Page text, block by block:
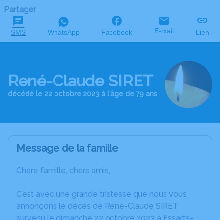
Partager
SMS WhatsApp Facebook E-mail Lien
René-Claude SIRET
décédé le 22 octobre 2023 à l'âge de 79 ans
Message de la famille
Chère famille, chers amis,
C’est avec une grande tristesse que nous vous
annonçons le décès de René-Claude SIRET
survenu le dimanche 22 octobre 2023 à Essarts-